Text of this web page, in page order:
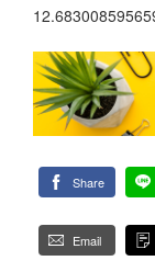
Share
Email